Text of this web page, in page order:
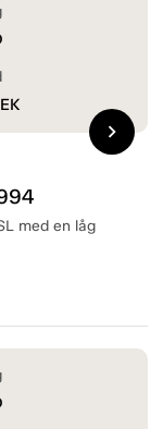
med en låg
chevron_right